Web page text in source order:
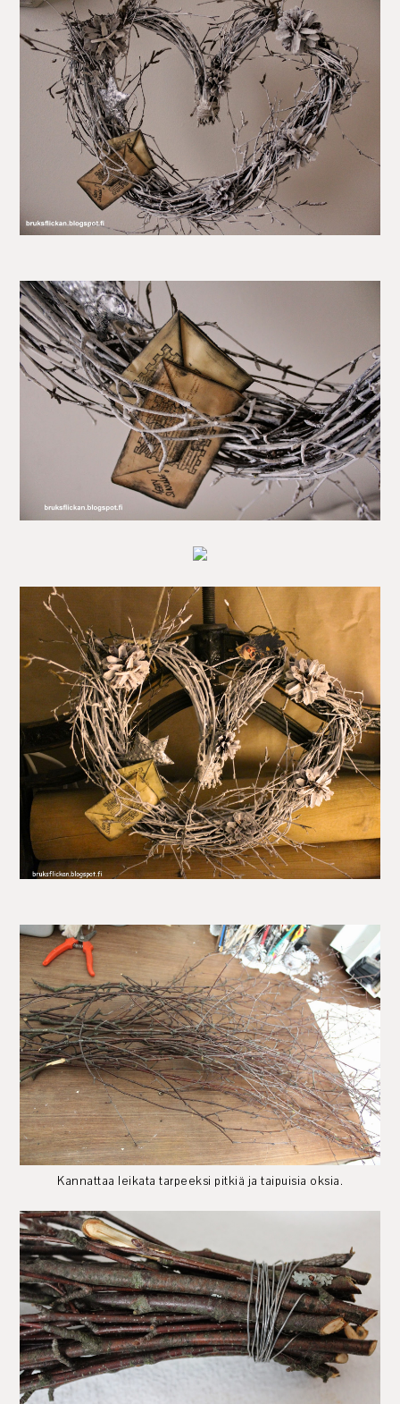
Kannattaa leikata tarpeeksi pitkiä ja taipuisia oksia.